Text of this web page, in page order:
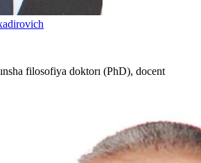
filosofiya doktorı (PhD), docent